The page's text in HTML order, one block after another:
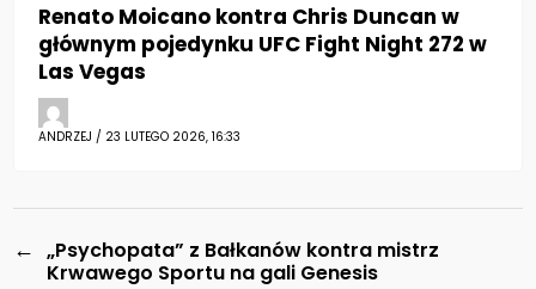
Renato Moicano kontra Chris Duncan w
głównym pojedynku UFC Fight Night 272 w
Las Vegas
ANDRZEJ / 23 LUTEGO 2026, 16:33
← „Psychopata” z Bałkanów kontra mistrz
Krwawego Sportu na gali Genesis